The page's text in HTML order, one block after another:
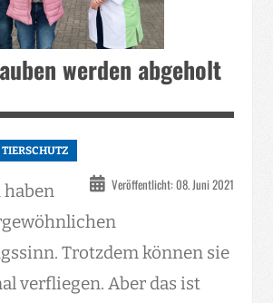
werden abgeholt
TIERSCHUTZ
Veröffentlicht: 08. Juni 2021
Trotzdem können sie
verfliegen. Aber das ist